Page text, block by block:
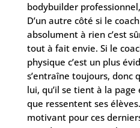
bodybuilder
D’un autre côté si le
absolument à rien c’est
tout à fait envie. Si le
physique c’est un plus
s’entraîne toujours, donc
lui, qu’il se tient à la
que ressentent ses
motivant pour ces